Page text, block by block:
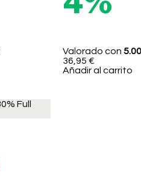
Valorado con 5.00
36,95 €
Añadir al carrito